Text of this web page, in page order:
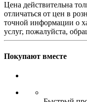
Цена действительна
отличаться от цен в
точной информации о
услуг, пожалуйста,
Покупают вместе